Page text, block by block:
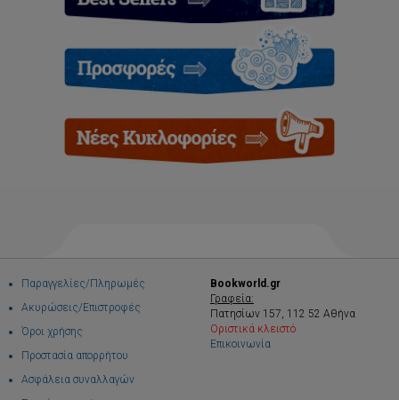
Παραγγελίες/Πληρωμές
Ακυρώσεις/Επιστροφές
Όροι χρήσης
Προστασία απορρήτου
Ασφάλεια συναλλαγών
Bookworld.gr
Γραφεία:
Πατησίων 157, 112 52 Αθήνα
Οριστικά κλειστό
Επικοινωνία